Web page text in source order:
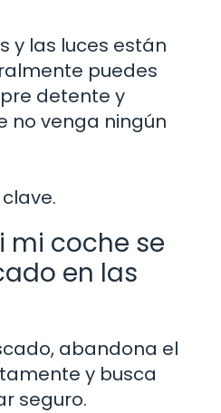
y las luces están
puedes
detente y
no venga ningún
mi coche se
en las
abandona el
y busca
seguro.